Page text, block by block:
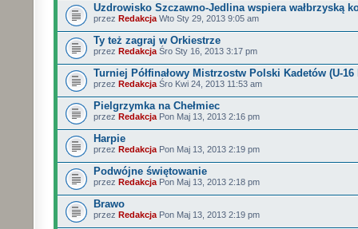
Uzdrowisko Szczawno-Jedlina wspiera wałbrzyską
przez Redakcja Wto Sty 29, 2013 9:05 am
Ty też zagraj w Orkiestrze
przez Redakcja Śro Sty 16, 2013 3:17 pm
Turniej Półfinałowy Mistrzostw Polski Kadetów (U-16
przez Redakcja Śro Kwi 24, 2013 11:53 am
Pielgrzymka na Chełmiec
przez Redakcja Pon Maj 13, 2013 2:16 pm
Harpie
przez Redakcja Pon Maj 13, 2013 2:19 pm
Podwójne świętowanie
przez Redakcja Pon Maj 13, 2013 2:18 pm
Brawo
przez Redakcja Pon Maj 13, 2013 2:19 pm